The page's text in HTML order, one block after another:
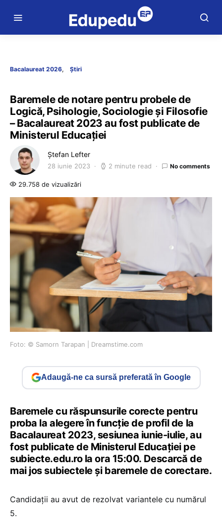
Bacalaureat 2026 Știri
Baremele de notare pentru probele de
Logică, Psihologie, Sociologie și Filosofie
– Bacalaureat 2023 au fost publicate de
Ministerul Educației
Ștefan Lefter
28 iunie 2023 2 minute read No comments
29.758 de vizualizări
Foto: © Samorn Tarapan | Dreamstime.com
Adaugă-ne ca sursă preferată în Google
Baremele cu răspunsurile corecte pentru
proba la alegere în funcție de profil de la
Bacalaureat 2023, sesiunea iunie-iulie, au
fost publicate de Ministerul Educației pe
subiecte.edu.ro la ora 15:00. Descarcă de
mai jos subiectele și baremele de corectare.
Candidații au avut de rezolvat variantele cu numărul
5.